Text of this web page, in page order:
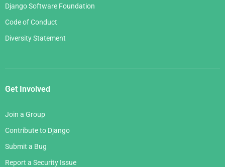
Django Software Foundation
Code of Conduct
Diversity Statement
Get Involved
Join a Group
Contribute to Django
Submit a Bug
Report a Security Issue